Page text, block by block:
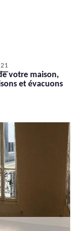
21
votre maison,
et évacuons